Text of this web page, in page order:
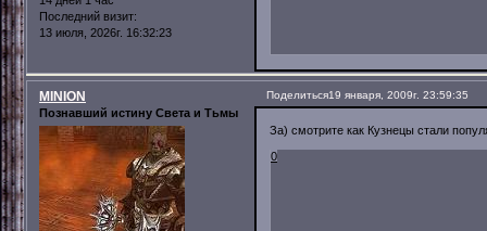
Последний визит:
13 июля, 2026г. 16:32:23
Поделиться19 января, 2009г. 23:59:35
MINION
Познавший истину Света и Тьмы
За) смотрите как Кузнецы стали
0